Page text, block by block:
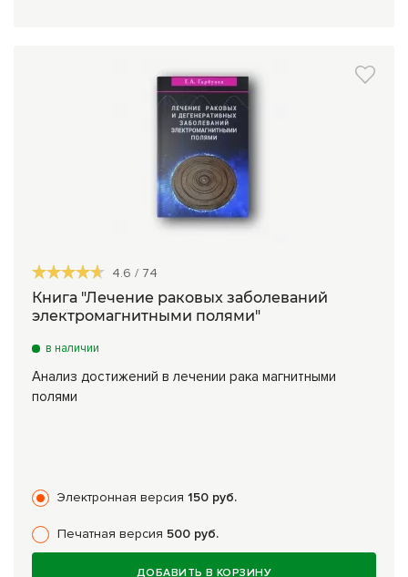
4.6 / 74
Книга "Лечение раковых заболеваний
электромагнитными полями"
в наличии
Анализ достижений в лечении рака магнитными
полями
Электронная версия 150 руб.
Печатная версия 500 руб.
ДОБАВИТЬ В КОРЗИНУ